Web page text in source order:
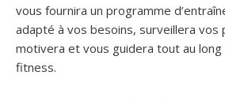
vous fournira un programme
adapté à vos besoins, surveillera vos
motivera et vous guidera tout au
fitness.